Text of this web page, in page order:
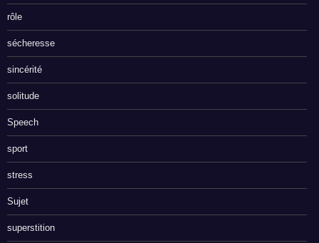
rôle
sécheresse
sincérité
solitude
Speech
sport
stress
Sujet
superstition